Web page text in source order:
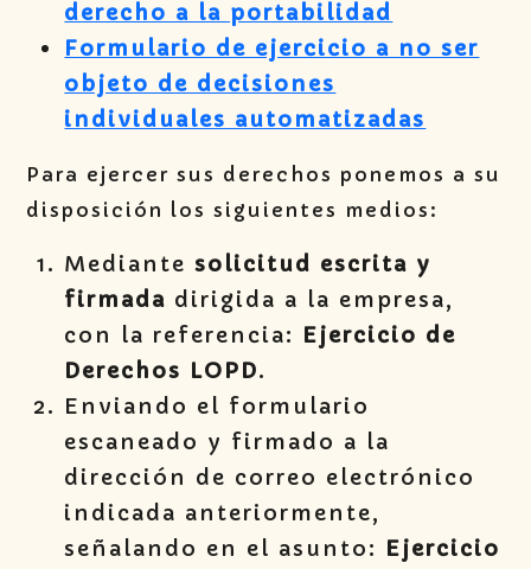
derecho a la portabilidad
Formulario de ejercicio a no ser
objeto de decisiones
individuales automatizadas
Para ejercer sus derechos ponemos a su
disposición los siguientes medios:
Mediantesolicitud escrita y
firmada dirigida a la empresa,
con la referencia: Ejercicio de
Derechos LOPD.
Enviando el formulario
escaneado y firmado a la
dirección de correo electrónico
indicada anteriormente,
señalando en el asunto: Ejercicio